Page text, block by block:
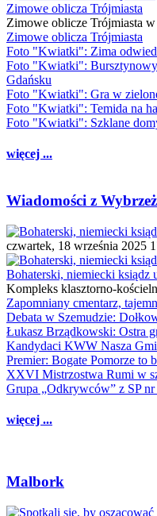
Zimowe oblicza Trójmiasta
Zimowe oblicze Trójmiasta
Zimowe oblicza Trójmiasta
Foto "Kwiatki": Zima
Foto "Kwiatki":
Gdańsku
Foto "Kwiatki": Gra w
Foto "Kwiatki": Temida na
Foto "Kwiatki": Szklane
więcej ...
Wiadomości z
czwartek, 18 września 2025
Bohaterski, niemiecki ksiądz
Kompleks klasztorno-
Zapomniany cmentarz,
Debata w Szemudzie:
Łukasz Brządkowski: Ostra
Kandydaci KWW Nasza
Premier: Bogate Pomorze to
XXVI Mistrzostwa Rumi w
Grupa „Odkrywców” z SP
więcej ...
Malbork